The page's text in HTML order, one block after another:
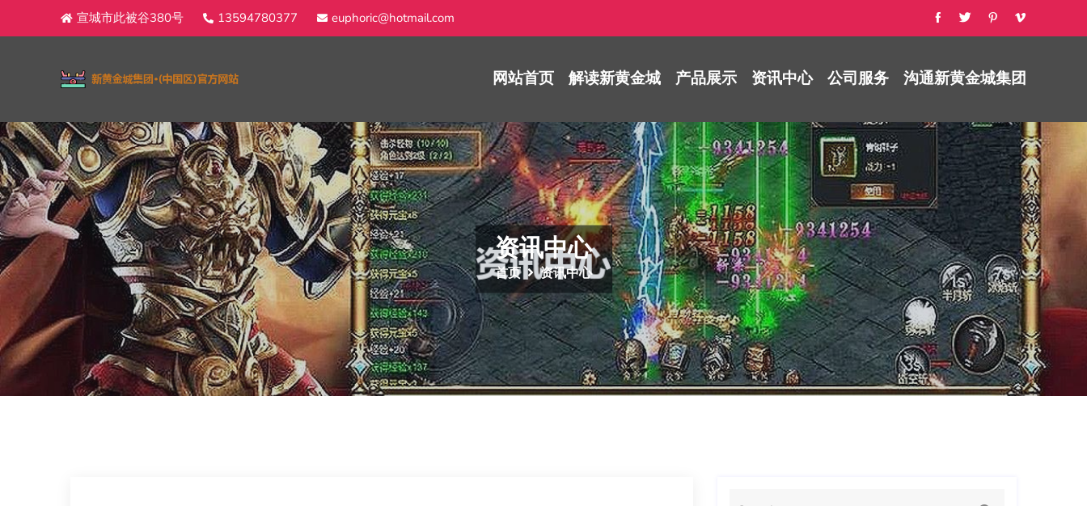
宣城市此被谷380号 13594780377 euphoric@hotmail.com
网站首页 解读新黄金城 产品展示 资讯中心 公司服务 沟通新黄金城集团
资讯中心
首页 资讯中心